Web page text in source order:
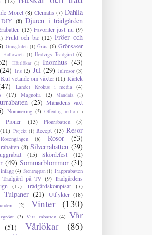
Monet (8) Clematis (7) Dahlia
DIY (8) Djuren i trädgården
(13) Favoriter just nu (9)
Frukt och bär (12) Fröer och
Grusgården (1) Gräs (6) Grönsaker
Halloween (1) Hedvigs Trädgård (6)
Höstlökar (1) Inomhus (43)
(24) Iris (2) Jul (29) Julrosor (3)
Kul vetande om växter (11) Kärlek
Landet Krokus i media
(4)
(17) Magnolia (2) Mandala (1)
(23) Månadens växt
Nominering (2) Offentlig miljö (1)
Pioner (13) Pionrabatten (5)
(11) Projekt (1) Recept (13) Resor
Rosengången (6) Rosor
(53)
(8) Silverrabatten (39)
(15) Skördefest
(12)
(49) Sommarblommor (31)
(4) Stentrappan(1) Trapprabatten
Trädgård på TV (9) Trädgårdens
(17) Trädgårdskompisar (7)
Tulpaner (21) Utflykter (18)
(2) Vinter (130)
(2) Vita rabatten (4) Vår
(51) Vårlökar (86)